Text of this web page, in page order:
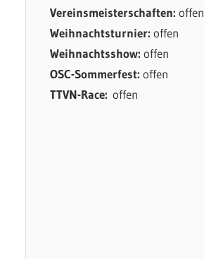
Vereinsmeisterschaften: offen
Weihnachtsturnier: offen
Weihnachtsshow: offen
OSC-Sommerfest: offen
TTVN-Race: offen